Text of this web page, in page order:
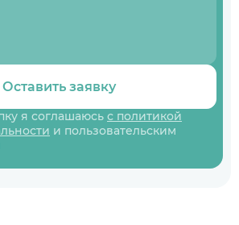
Оставить заявку
я соглашаюсь с политикой
и пользовательским